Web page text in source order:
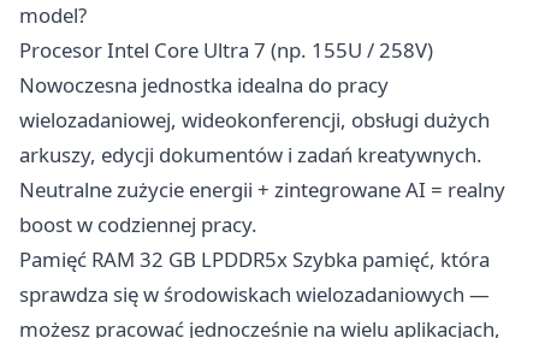
model?
Procesor Intel Core Ultra 7 (np. 155U / 258V)
Nowoczesna jednostka idealna do pracy
wielozadaniowej, wideokonferencji, obsługi dużych
arkuszy, edycji dokumentów i zadań kreatywnych.
Neutralne zużycie energii + zintegrowane AI = realny
boost w codziennej pracy.
Pamięć RAM 32 GB LPDDR5x Szybka pamięć, która
sprawdza się w środowiskach wielozadaniowych —
możesz pracować jednocześnie na wielu aplikacjach,